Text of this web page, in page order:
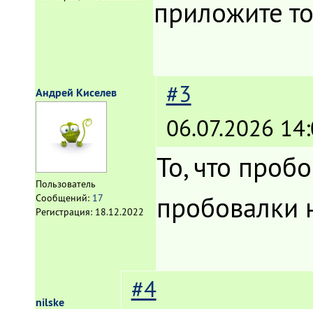
приложите
Андрей Киселев
Пользователь
Сообщений: 17
Регистрация: 18.12.2022
#3
06.07.2026
То, что
пробовалки
nilske
#4